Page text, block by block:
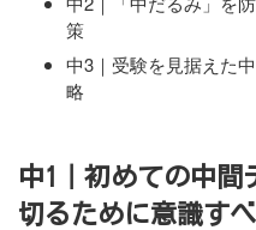
策
中3｜受験を見据えた
略
中1｜初めての中間
切るために意識す